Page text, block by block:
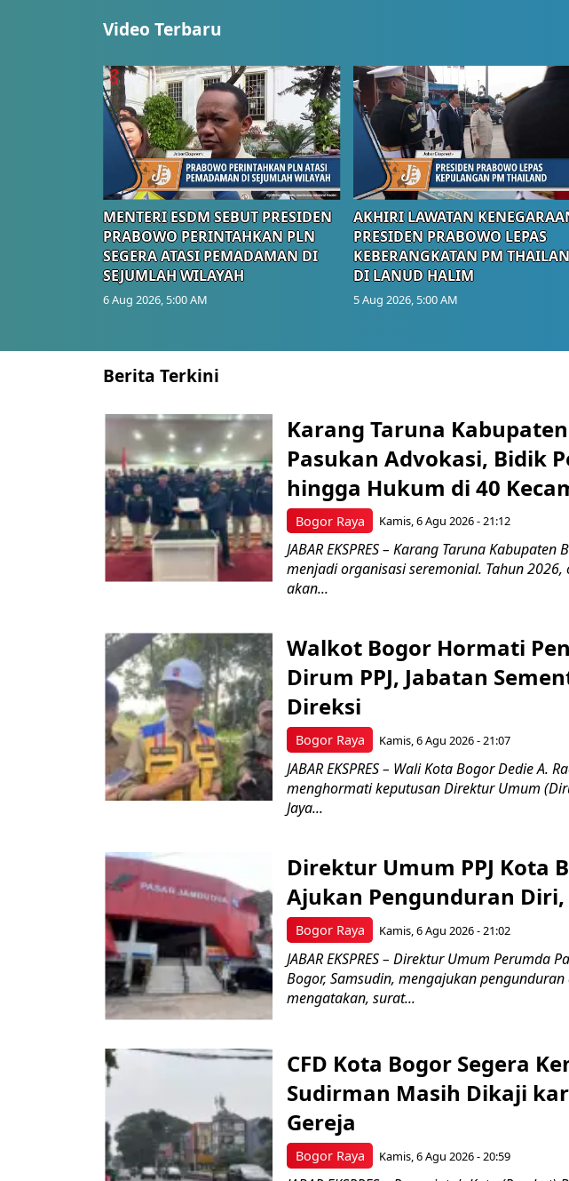
Video Terbaru
MENTERI ESDM SEBUT PRESIDEN
PRABOWO PERINTAHKAN PLN
SEGERA ATASI PEMADAMAN DI
SEJUMLAH WILAYAH
6 Aug 2026, 5:00 AM
AKHIRI LAWATAN
PRESIDEN PRABOWO LEPAS
KEBERANGKATAN PM
DI LANUD HALIM
5 Aug 2026, 5:00 AM
Berita Terkini
Bogor Raya
Karang Taruna
Pasukan Advokasi, Bidik
hingga Hukum di 40
Kamis, 6 Agu 2026 - 21:12
JABAR EKSPRES – Karang Taruna
menjadi organisasi seremonial. Tahun
akan...
Bogor Raya
Walkot Bogor Hormati
Dirum PPJ, Jabatan
Direksi
Kamis, 6 Agu 2026 - 21:07
JABAR EKSPRES – Wali Kota Bogor Dedie A.
menghormati keputusan Direktur Umum
Jaya...
Bogor Raya
Direktur Umum PPJ Kota
Ajukan Pengunduran
Kamis, 6 Agu 2026 - 21:02
JABAR EKSPRES – Direktur Umum Perumda
Bogor, Samsudin, mengajukan
mengatakan, surat...
Bogor Raya
CFD Kota Bogor Segera
Sudirman Masih Dikaji
Gereja
Kamis, 6 Agu 2026 - 20:59